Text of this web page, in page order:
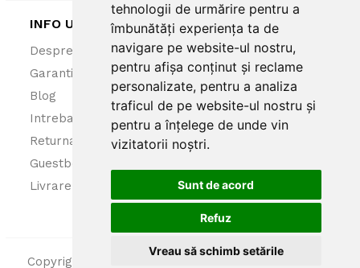
tehnologii de urmărire pentru a
îmbunătăți experiența ta de
navigare pe website-ul nostru,
pentru afișa conținut și reclame
personalizate, pentru a analiza
traficul de pe website-ul nostru și
pentru a înțelege de unde vin
vizitatorii noștri.
Sunt de acord
Refuz
Vreau să schimb setările
INFO UTILE
Despre noi
Garantie 100%
Blog
Intrebari frecvente
Returnare produse
Guestbook
Livrare
ANPC
Politica cookies
Politica confidentialitate
Termeni si conditii
Copyright FelicityStore 2025.